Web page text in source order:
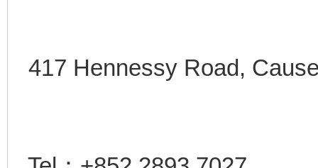
417 Hennessy Road,